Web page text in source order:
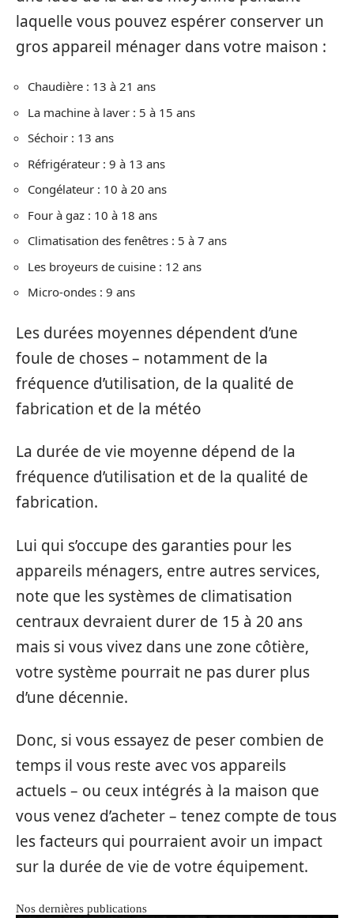
laquelle vous pouvez espérer conserver un
gros appareil ménager dans votre maison :
Chaudière : 13 à 21 ans
La machine à laver : 5 à 15 ans
Séchoir : 13 ans
Réfrigérateur : 9 à 13 ans
Congélateur : 10 à 20 ans
Four à gaz : 10 à 18 ans
Climatisation des fenêtres : 5 à 7 ans
Les broyeurs de cuisine : 12 ans
Micro-ondes : 9 ans
Les durées moyennes dépendent d’une
foule de choses – notamment de la
fréquence d’utilisation, de la qualité de
fabrication et de la météo
La durée de vie moyenne dépend de la
fréquence d’utilisation et de la qualité de
fabrication.
Lui qui s’occupe des garanties pour les
appareils ménagers, entre autres services,
note que les systèmes de climatisation
centraux devraient durer de 15 à 20 ans
mais si vous vivez dans une zone côtière,
votre système pourrait ne pas durer plus
d’une décennie.
Donc, si vous essayez de peser combien de
temps il vous reste avec vos appareils
actuels – ou ceux intégrés à la maison que
vous venez d’acheter – tenez compte de tous
les facteurs qui pourraient avoir un impact
sur la durée de vie de votre équipement.
Nos dernières publications